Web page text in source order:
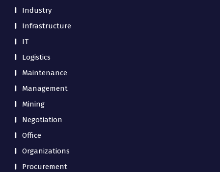
Industry
Infrastructure
IT
Logistics
Maintenance
Management
Mining
Negotiation
Office
Organizations
Procurement